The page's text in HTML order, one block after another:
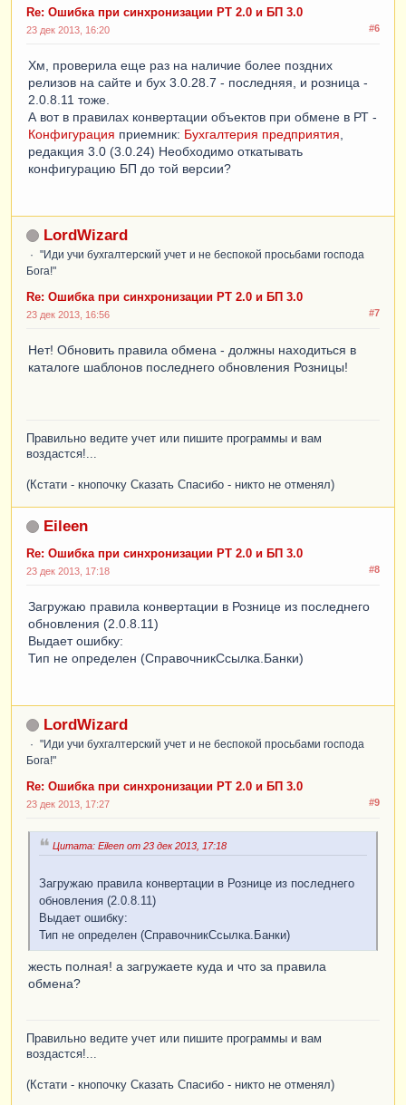
Re: Ошибка при синхронизации РТ 2.0 и БП 3.0
#6
23 дек 2013, 16:20
Хм, проверила еще раз на наличие более поздних
релизов на сайте и бух 3.0.28.7 - последняя, и розница -
2.0.8.11 тоже.
А вот в правилах конвертации объектов при обмене в РТ -
Конфигурация приемник: Бухгалтерия предприятия
редакция 3.0 (3.0.24) Необходимо откатывать
конфигурацию БП до той версии?
LordWizard
"Иди учи бухгалтерский учет и не беспокой просьбами господа
Бога!"
Re: Ошибка при синхронизации РТ 2.0 и БП 3.0
#7
23 дек 2013, 16:56
Нет! Обновить правила обмена - должны находиться в
каталоге шаблонов последнего обновления Розницы!
Правильно ведите учет или пишите программы и вам
воздастся!...
(Кстати - кнопочку Сказать Спасибо - никто не отменял)
Eileen
Re: Ошибка при синхронизации РТ 2.0 и БП 3.0
#8
23 дек 2013, 17:18
Загружаю правила конвертации в Рознице из последнего
обновления (2.0.8.11)
Выдает ошибку:
Тип не определен (СправочникСсылка.Банки)
LordWizard
"Иди учи бухгалтерский учет и не беспокой просьбами господа
Бога!"
Re: Ошибка при синхронизации РТ 2.0 и БП 3.0
#9
23 дек 2013, 17:27
Цитата: Eileen от 23 дек 2013, 17:18
Загружаю правила конвертации в Рознице из последнего
обновления (2.0.8.11)
Выдает ошибку:
Тип не определен (СправочникСсылка.Банки)
жесть полная! а загружаете куда и что за правила
обмена?
Правильно ведите учет или пишите программы и вам
воздастся!...
(Кстати - кнопочку Сказать Спасибо - никто не отменял)